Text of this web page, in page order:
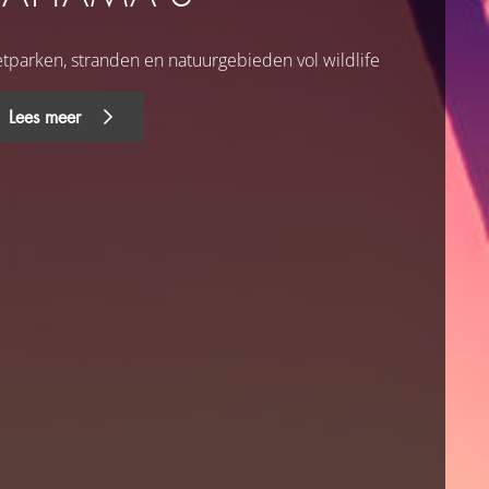
stranden en natuurgebieden vol wildlife
Lees meer